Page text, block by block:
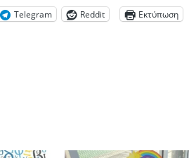
Telegram Reddit Εκτύπωση